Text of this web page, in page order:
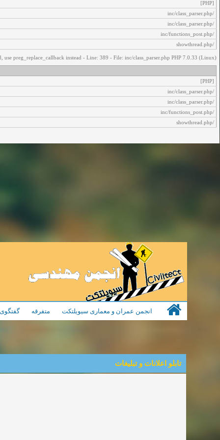
[PHP]
/inc/class_parser.php
/inc/class_parser.php
/inc/functions_post.php
/showthread.php
preg_replace_callback instead - Line: 389 - File: inc/class_parser.php PHP 7.0.33 (Linux)
[PHP]
/inc/class_parser.php
/inc/class_parser.php
/inc/functions_post.php
/showthread.php
انجمن عمران و معماری سیویلتکت متفرقه گفتگوی
تابلو اعلانات و تبلیغات